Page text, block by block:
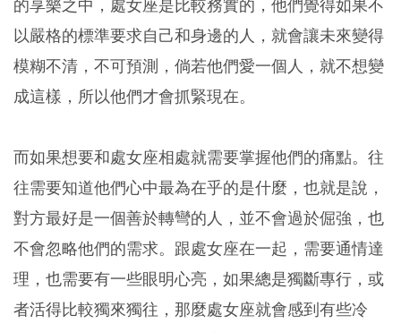
的享樂之中，處女座是比較務實的，他們覺得如果不
以嚴格的標準要求自己和身邊的人，就會讓未來變得
模糊不清，不可預測，倘若他們愛一個人，就不想變
成這樣，所以他們才會抓緊現在。
而如果想要和處女座相處就需要掌握他們的痛點。往
往需要知道他們心中最為在乎的是什麼，也就是說，
對方最好是一個善於轉彎的人，並不會過於倔強，也
不會忽略他們的需求。跟處女座在一起，需要通情達
理，也需要有一些眼明心亮，如果總是獨斷專行，或
者活得比較獨來獨往，那麼處女座就會感到有些冷